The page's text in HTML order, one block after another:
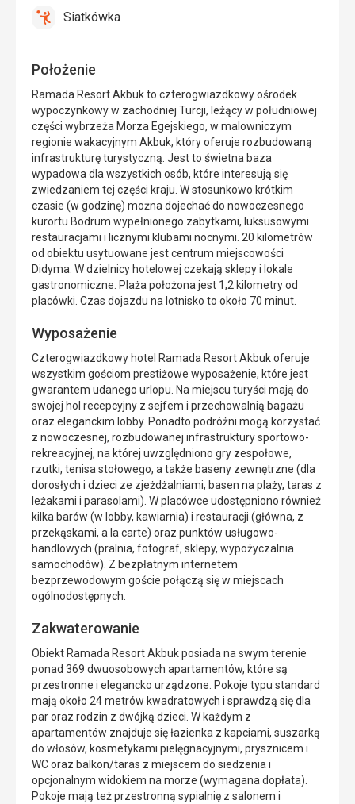
Położenie
Ramada Resort Akbuk to czterogwiazdkowy ośrodek
wypoczynkowy w zachodniej Turcji, leżący w południowej
części wybrzeża Morza Egejskiego, w malowniczym
regionie wakacyjnym Akbuk, który oferuje rozbudowaną
infrastrukturę turystyczną. Jest to świetna baza
wypadowa dla wszystkich osób, które interesują się
zwiedzaniem tej części kraju. W stosunkowo krótkim
czasie (w godzinę) można dojechać do nowoczesnego
kurortu Bodrum wypełnionego zabytkami, luksusowymi
restauracjami i licznymi klubami nocnymi. 20 kilometrów
od obiektu usytuowane jest centrum miejscowości
Didyma. W dzielnicy hotelowej czekają sklepy i lokale
gastronomiczne. Plaża położona jest 1,2 kilometry od
placówki. Czas dojazdu na lotnisko to około 70 minut.
Wyposażenie
Czterogwiazdkowy hotel Ramada Resort Akbuk oferuje
wszystkim gościom prestiżowe wyposażenie, które jest
gwarantem udanego urlopu. Na miejscu turyści mają do
swojej hol recepcyjny z sejfem i przechowalnią bagażu
oraz eleganckim lobby. Ponadto podróżni mogą korzystać
z nowoczesnej, rozbudowanej infrastruktury sportowo-
rekreacyjnej, na której uwzględniono gry zespołowe,
rzutki, tenisa stołowego, a także baseny zewnętrzne (dla
dorosłych i dzieci ze zjeżdżalniami, basen na plaży, taras z
leżakami i parasolami). W placówce udostępniono również
kilka barów (w lobby, kawiarnia) i restauracji (główna, z
przekąskami, a la carte) oraz punktów usługowo-
handlowych (pralnia, fotograf, sklepy, wypożyczalnia
samochodów). Z bezpłatnym internetem
bezprzewodowym goście połączą się w miejscach
ogólnodostępnych.
Zakwaterowanie
Obiekt Ramada Resort Akbuk posiada na swym terenie
ponad 369 dwuosobowych apartamentów, które są
przestronne i elegancko urządzone. Pokoje typu standard
mają około 24 metrów kwadratowych i sprawdzą się dla
par oraz rodzin z dwójką dzieci. W każdym z
apartamentów znajduje się łazienka z kapciami, suszarką
do włosów, kosmetykami pielęgnacyjnymi, prysznicem i
WC oraz balkon/taras z miejscem do siedzenia i
opcjonalnym widokiem na morze (wymagana dopłata).
Pokoje mają też przestronną sypialnię z salonem i
Siatkówka
Siatkówka
tak